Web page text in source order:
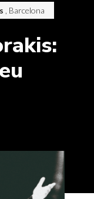
, Barcelona